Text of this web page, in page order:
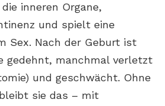
inneren Organe,
und spielt eine
Sex. Nach der Geburt ist
gedehnt, manchmal verletzt
und geschwächt. Ohne
sie das – mit